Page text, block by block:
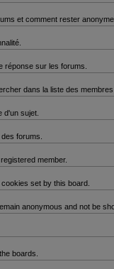
et comment rester
réponse sur les forums.
dans la liste des
d'un sujet.
forums.
member.
set by this board.
anonymous and not be
boards.